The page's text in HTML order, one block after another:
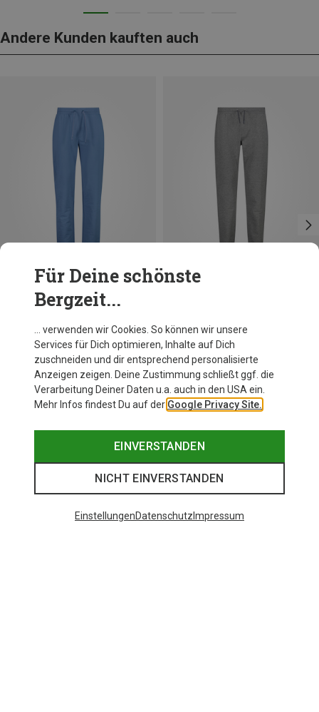
Andere Kunden kauften auch
Du sparst 10%
Für Deine schönste
Bergzeit...
… verwenden wir Cookies. So können wir unsere
Services für Dich optimieren, Inhalte auf Dich
zuschneiden und dir entsprechend personalisierte
Anzeigen zeigen. Deine Zustimmung schließt ggf. die
Verarbeitung Deiner Daten u.a. auch in den USA ein.
Mehr Infos findest Du auf der Google Privacy Site.
EINVERSTANDEN
NICHT EINVERSTANDEN
EinstellungenDatenschutz Impressum